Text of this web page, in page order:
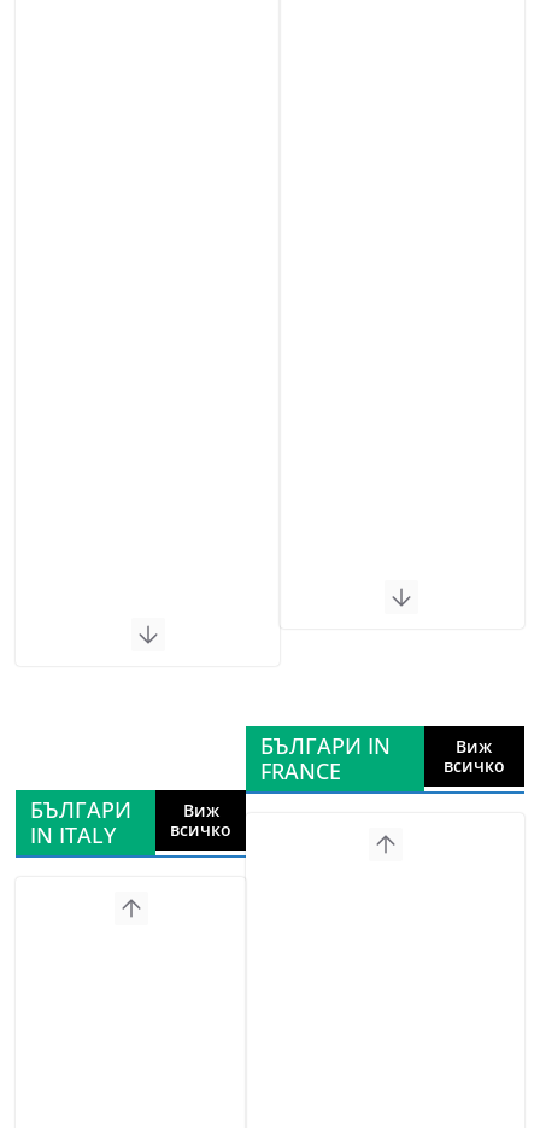
БЪЛГАРИ
IN ITALY
Виж
всичко
БЪЛГАРИ IN
FRANCE
Виж
всичко